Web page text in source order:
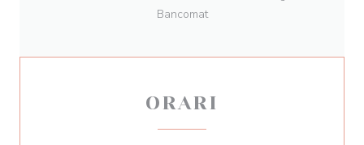
Bancomat
ORARI